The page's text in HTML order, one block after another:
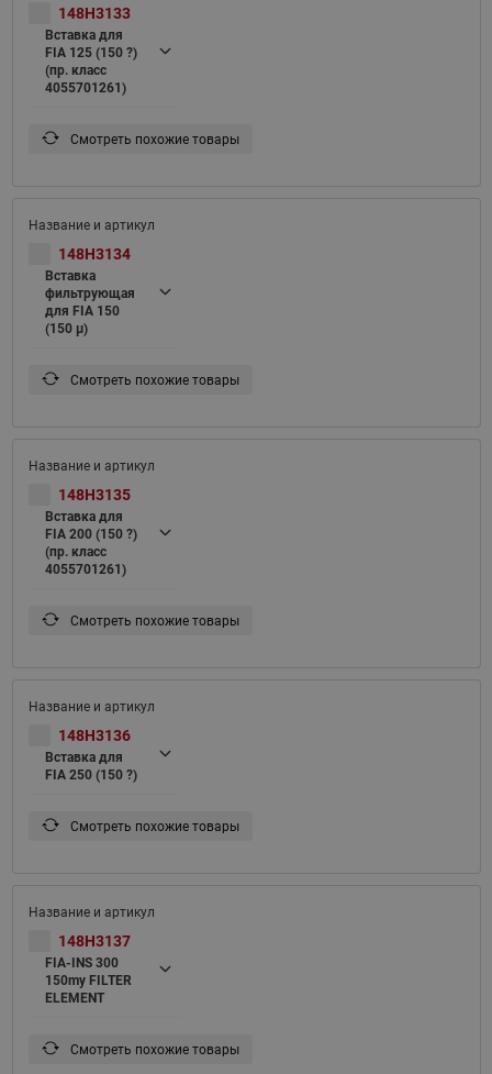
148H3133
Вставка для
FIA 125 (150 ?)
(пр. класс
4055701261)
Смотреть похожие товары
148H3134
Вставка
фильтрующая
для FIA 150
(150 μ)
Смотреть похожие товары
148H3135
Вставка для
FIA 200 (150 ?)
(пр. класс
4055701261)
Смотреть похожие товары
148H3136
Вставка для
FIA 250 (150 ?)
Смотреть похожие товары
148H3137
FIA-INS 300
150my FILTER
ELEMENT
Смотреть похожие товары